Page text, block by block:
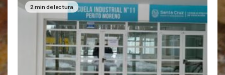
2 min de lectura